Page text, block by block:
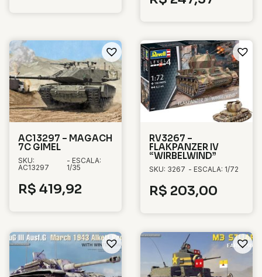
AC13297 – MAGACH
7C GIMEL
SKU:
AC13297
- ESCALA:
1/35
R$ 419,92
RV3267 –
FLAKPANZER IV
“WIRBELWIND”
SKU: 3267 - ESCALA: 1/72
R$ 203,00